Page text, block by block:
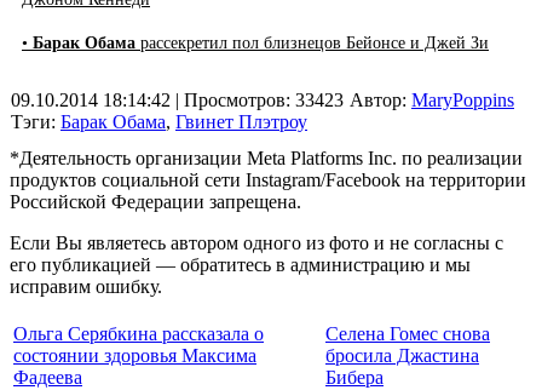
• Барак Обама рассекретил пол близнецов Бейонсе и Джей Зи
09.10.2014 18:14:42 | Просмотров: 33423
Тэги: Барак Обама, Гвинет Плэтроу
Автор: MaryPoppins
*Деятельность организации Meta Platforms Inc. по реализации
продуктов социальной сети Instagram/Facebook на территории
Российской Федерации запрещена.
Если Вы являетесь автором одного из фото и не согласны с
его публикацией — обратитесь в администрацию и мы
исправим ошибку.
Ольга Серябкина рассказала о
состоянии здоровья Максима
Фадеева
Селена Гомес снова
бросила Джастина
Бибера